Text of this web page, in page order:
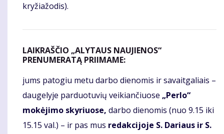
kryžiažodis).
LAIKRAŠČIO „ALYTAUS NAUJIENOS“
PRENUMERATĄ PRIIMAME:
jums patogiu metu darbo dienomis ir savaitgaliais –
daugelyje parduotuvių veikiančiuose „Perlo“
mokėjimo skyriuose, darbo dienomis (nuo 9.15 iki
15.15 val.) – ir pas mus redakcijoje S. Dariaus ir S.